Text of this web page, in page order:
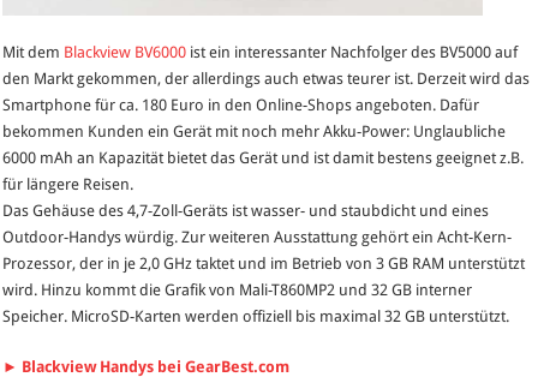
Mit dem Blackview BV6000 ist ein interessanter Nachfolger des BV5000 auf
den Markt gekommen, der allerdings auch etwas teurer ist. Derzeit wird das
Smartphone für ca. 180 Euro in den Online-Shops angeboten. Dafür
bekommen Kunden ein Gerät mit noch mehr Akku-Power: Unglaubliche
6000 mAh an Kapazität bietet das Gerät und ist damit bestens geeignet z.B.
für längere Reisen.
Das Gehäuse des 4,7-Zoll-Geräts ist wasser- und staubdicht und eines
Outdoor-Handys würdig. Zur weiteren Ausstattung gehört ein Acht-Kern-
Prozessor, der in je 2,0 GHz taktet und im Betrieb von 3 GB RAM unterstützt
wird. Hinzu kommt die Grafik von Mali-T860MP2 und 32 GB interner
Speicher. MicroSD-Karten werden offiziell bis maximal 32 GB unterstützt.
► Blackview Handys bei GearBest.com